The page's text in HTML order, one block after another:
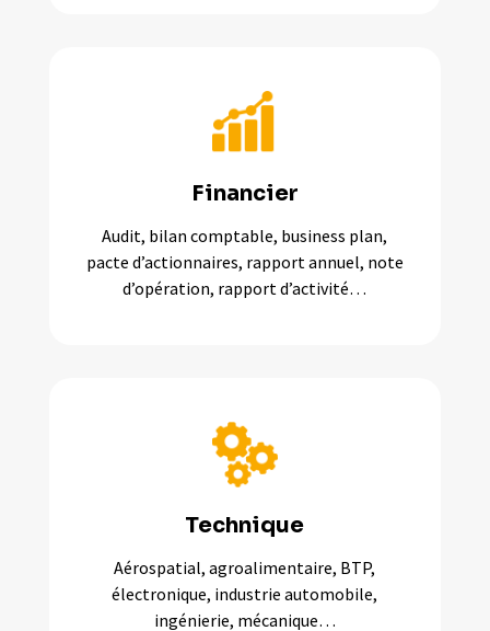
Financier
Audit, bilan comptable, business plan,
pacte d’actionnaires, rapport annuel, note
d’opération, rapport d’activité…
Technique
Aérospatial, agroalimentaire, BTP,
électronique, industrie automobile,
ingénierie, mécanique…